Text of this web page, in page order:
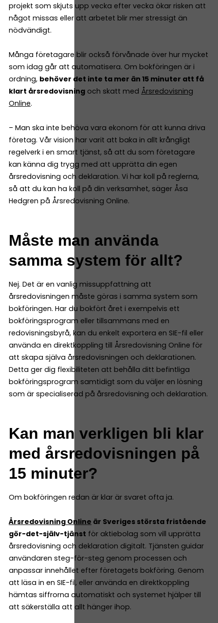
projekt som skjuts upp vecka efter vecka ökar risken att
något missas eller att arbetet blir mer stressigt än
nödvändigt.
Många företagare blir också förvånade över hur mycket
som idag går att automatisera. Om bokföringen är i
ordning, behöver det inte ta mer än 15 minuter att få
klart årsredovisning och skatt med Årsredovisning
Online.
– Man ska inte behöva vara ekonom för att kunna driva
företag. Vår vision har varit att baka in allt krångligt
regelverk i en smart tjänst, så att du som företagare
kan känna dig trygg med att upprätta din egen
årsredovisning och deklaration. Vi har koll på reglerna,
så att du kan ha koll på din verksamhet, säger Åsa
Hedgren på Årsredovisning Online.
Måste man använda
samma system för allt?
Nej. Det är en vanlig missuppfattning att
årsredovisningen måste göras i samma system som
bokföringen. Har du bokfört året i exempelvis ett
bokföringsprogram eller tillsammans med en
redovisningsbyrå, kan du enkelt exportera en SIE-fil eller
använda en direktkoppling till Årsredovisning Online för
att skapa själva årsredovisningen och deklarationen.
Detta ger dig flexibiliteten att behålla ditt befintliga
bokföringsprogram samtidigt som du väljer en lösning
som är specialiserad på årsredovisning och deklaration.
Kan man verkligen bli klar
med årsredovisningen på
15 minuter?
Om bokföringen redan är klar är svaret ofta ja.
Årsredovisning Online är Sveriges största fristående
gör-det-själv-tjänst för aktiebolag som vill upprätta
årsredovisning och deklaration digitalt. Tjänsten guidar
användaren steg-för-steg genom processen och
anpassar innehållet efter företagets bokföring. Genom
att läsa in en SIE-fil, eller använda en direktkoppling
hämtas siffrorna automatiskt och systemet hjälper till
att säkerställa att allt hänger ihop.